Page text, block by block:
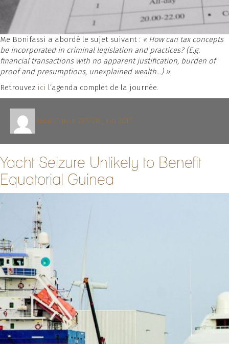
Me Bonifassi a abordé le sujet suivant : « How can tax concepts
be incorporated in criminal legislation and practices? (E.g.
financial transactions with no apparent justification, burden of
proof and presumptions, unexplained wealth…) ».
Retrouvez ici l’agenda complet de la journée.
lecab le
1 juin 201720 juin 2017
Yacht Seizure Unlikely to Benefit
Equatorial Guinea